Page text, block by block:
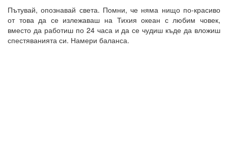
Пътувай, опознавай света. Помни, че няма нищо по-красиво
от това да се излежаваш на Тихия океан с любим човек,
вместо да работиш по 24 часа и да се чудиш къде да вложиш
спестяванията си. Намери баланса.